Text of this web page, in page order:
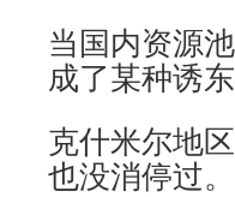
当国内资源
成了某种诱
克什米尔地
也没消停过。